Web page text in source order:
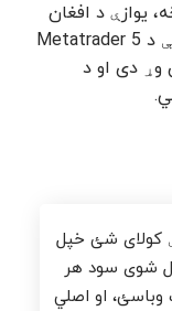
یوازې د افغان
کاروونکو لپاره، په معاملاتي حسابونو کې د Metatrader 5
وړ دی او د
کولای شئ خپل
شوی سود هر
او اصلي